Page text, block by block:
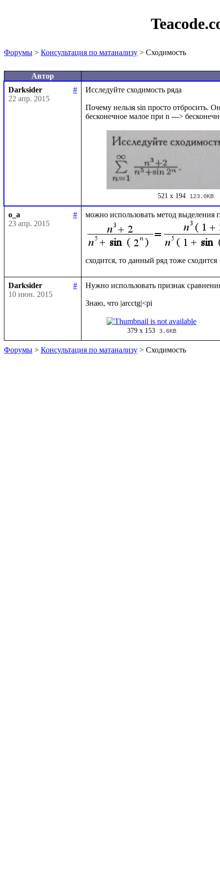
Форумы > Консультация по матанализу > Сходимость
Автор
Darksider
#
22 апр. 2015
Исследуйте сходимость ряда
Почему нельзя sin просто отбросить.
521 x 194 123.0KB
o_a
#
23 апр. 2015
можно использовать метод выделения
Darksider
#
10 июн. 2015
Нужно использовать признак
379 x 153 3.6KB
Форумы > Консультация по матанализу > Сходимость